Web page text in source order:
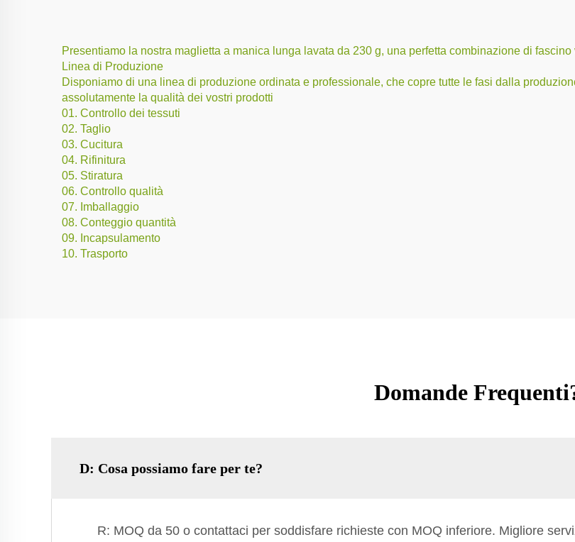
Presentiamo la nostra maglietta a manica lunga lavata da 230 g, una perfetta combinazione di
Linea di Produzione
Disponiamo di una linea di produzione ordinata e professionale, che copre tutte le fasi dalla
assolutamente la qualità dei vostri prodotti
01. Controllo dei tessuti
02. Taglio
03. Cucitura
04. Rifinitura
05. Stiratura
06. Controllo qualità
07. Imballaggio
08. Conteggio quantità
09. Incapsulamento
10. Trasporto
Domande
D: Cosa possiamo fare per te?
R: MOQ da 50 o contattaci per soddisfare richieste con MOQ inferiore. Migliore